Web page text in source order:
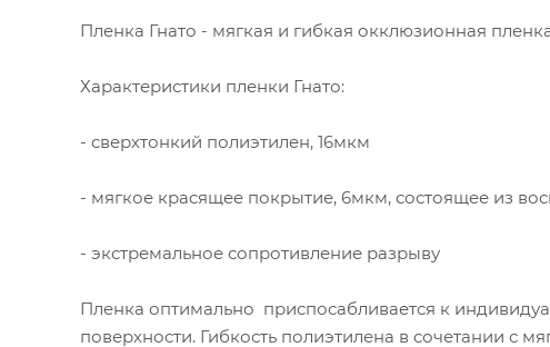
Пленка Гнато - мягкая и гибкая окклюзионная
Характеристики пленки Гнато:
- сверхтонкий полиэтилен, 16мкм
- мягкое красящее покрытие, 6мкм, состоящее из
- экстремальное сопротивление разрыву
Пленка оптимально приспосабливается к
поверхности. Гибкость полиэтилена в сочетании с